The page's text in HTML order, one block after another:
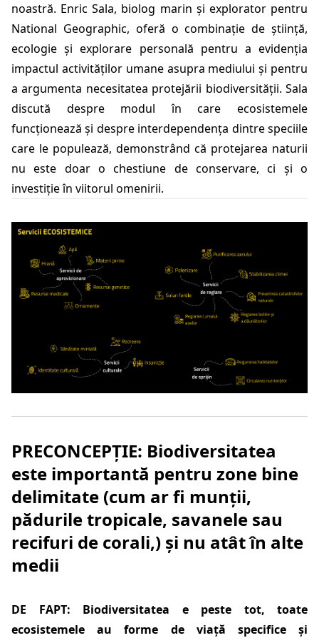
noastră. Enric Sala, biolog marin și explorator pentru
National Geographic, oferă o combinație de știință,
ecologie și explorare personală pentru a evidenția
impactul activităților umane asupra mediului și pentru
a argumenta necesitatea protejării biodiversității. Sala
discută despre modul în care ecosistemele
funcționează și despre interdependența dintre speciile
care le populează, demonstrând că protejarea naturii
nu este doar o chestiune de conservare, ci și o
investiție în viitorul omenirii.
PRECONCEPȚIE: Biodiversitatea
este importantă pentru zone bine
delimitate (cum ar fi munții,
pădurile tropicale, savanele sau
recifuri de corali,) și nu atât în alte
medii
DE FAPT: Biodiversitatea e peste tot, toate
ecosistemele au forme de viață specifice și